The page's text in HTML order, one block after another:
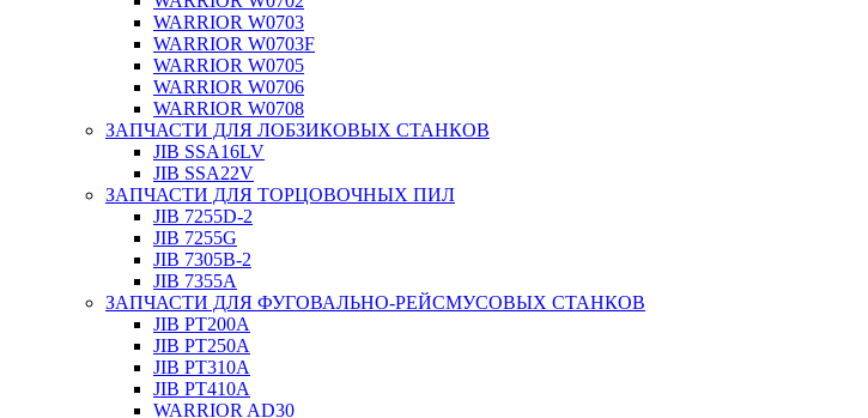
WARRIOR W0703
WARRIOR W0703F
WARRIOR W0705
WARRIOR W0706
WARRIOR W0708
ЗАПЧАСТИ ДЛЯ ЛОБЗИКОВЫХ СТАНКОВ
JIB SSA16LV
JIB SSA22V
ЗАПЧАСТИ ДЛЯ ТОРЦОВОЧНЫХ ПИЛ
JIB 7255D-2
JIB 7255G
JIB 7305B-2
JIB 7355A
ЗАПЧАСТИ ДЛЯ ФУГОВАЛЬНО-РЕЙСМУСОВЫХ СТАНКОВ
JIB PT200A
JIB PT250A
JIB PT310A
JIB PT410A
WARRIOR AD30